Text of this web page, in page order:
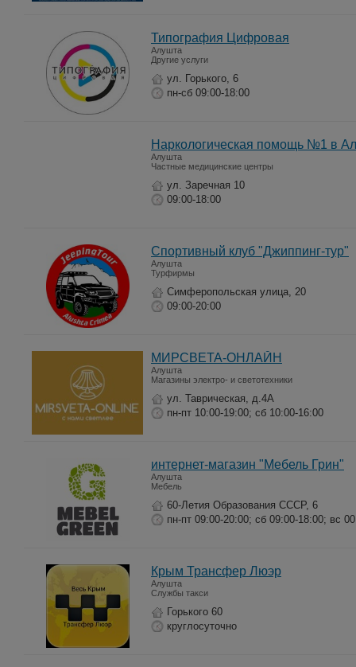
Типография Цифровая
Алушта
Другие услуги
ул. Горького, 6
пн-сб 09:00-18:00
Наркологическая помощь №1 в
Алушта
Частные медицинские центры
ул. Заречная 10
09:00-18:00
Спортивный клуб "Джиппинг-тур"
Алушта
Турфирмы
Симферопольская улица, 20
09:00-20:00
МИРСВЕТА-ОНЛАЙН
Алушта
Магазины электро- и светотехники
ул. Таврическая, д.4А
пн-пт 10:00-19:00; сб 10:00-16:00
интернет-магазин "Мебель Грин"
Алушта
Мебель
60-Летия Образования СССР, 6
пн-пт 09:00-20:00; сб 09:00-18:00; вс
Крым Трансфер Люэр
Алушта
Службы такси
Горького 60
круглосуточно